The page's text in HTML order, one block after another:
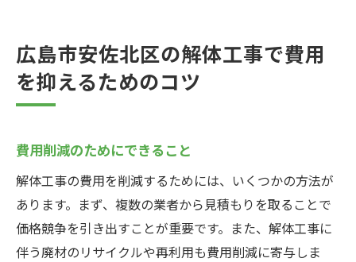
広島市安佐北区の解体工事で費用
を抑えるためのコツ
費用削減のためにできること
解体工事の費用を削減するためには、いくつかの方法が
あります。まず、複数の業者から見積もりを取ることで
価格競争を引き出すことが重要です。また、解体工事に
伴う廃材のリサイクルや再利用も費用削減に寄与しま